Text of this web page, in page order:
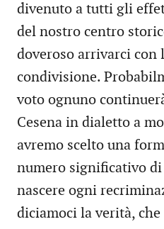
divenuto a tutti gli
del nostro centro
doveroso arrivarci con
condivisione.
voto ognuno
Cesena in dialetto a
avremo scelto una
numero significativo
nascere ogni
diciamoci la verità,